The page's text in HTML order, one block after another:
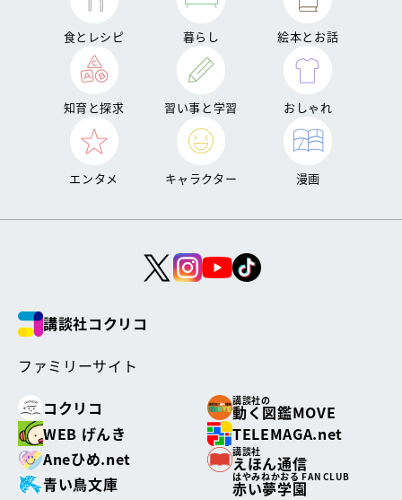
食とレシピ 暮らし 絵本とお話
知育と探求 習い事と学習 おしゃれ
エンタメ キャラクター 漫画
講談社コクリコ
ファミリーサイト
コクリコ
講談社の
動く図鑑MOVE
WEB げんき
TELEMAGA.net
Aneひめ.net
講談社
えほん通信
青い鳥文庫
はやみねかおる FAN CLUB
赤い夢学園